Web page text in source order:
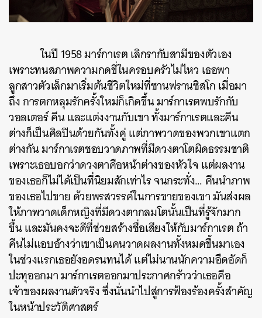
ในปี 1958 มาร์กาเรต เลิกรากับสามีของตัวเอง
เพราะทนสภาพความกดขี่ในครอบครัวไม่ไหว เธอพา
ลูกสาวตัวเล็กมาเริ่มต้นชีวิตใหม่ที่ซานฟรานซิสโก เมื่อมา
ถึง การตกหลุมรักครั้งใหม่ก็เกิดขึ้น มาร์กาเรตพบรักกับ
วอลเตอร์ คีน และแต่งงานกับเขา ทั้งมาร์กาเรตและคีน
ต่างก็เป็นศิลปินด้วยกันทั้งคู่ แต่ภาพวาดของพวกเขาแตก
ต่างกัน มาร์กาเรตชอบวาดภาพที่มีดวงตาโตผิดธรรมชาติ
เพราะเธอบอกว่าดวงตาคือหน้าต่างของหัวใจ แต่ผลงาน
ของเธอก็ไม่ได้เป็นที่นิยมสักเท่าไร จนกระทั่ง… คีนนำภาพ
ของเธอไปขาย ด้วยพรสวรรค์ในการขายของเขา มันส่งผล
ให้ภาพวาดเด็กหญิงที่มีดวงตากลมโตนั้นเป็นที่รู้จักมาก
ขึ้น และมันคงจะดีที่ช่วยสร้างชื่อเสียงให้กับมาร์กาเรต ถ้า
คีนไม่แอบอ้างว่าเขาเป็นคนวาดผลงานทั้งหมดขึ้นมาเอง
ในช่วงแรกเธอยังอดรนทนได้ แต่ไม่นานนักความอึดอัดก็
ปะทุออกมา มาร์กาเรตออกมาประกาศกร้าวว่าเธอคือ
เจ้าของผลงานตัวจริง ซึ่งนั่นนำไปสู่การฟ้องร้องครั้งสำคัญ
ในหน้าประวัติศาสตร์